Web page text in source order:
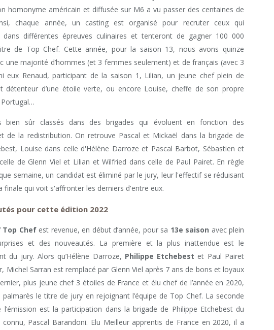
homonyme américain et diffusée sur M6 a vu passer des centaines de
chaque année, un casting est organisé pour recruter ceux qui
dans différentes épreuves culinaires et tenteront de gagner 100 000
de Top Chef. Cette année, pour la saison 13, nous avons quinze
une majorité d’hommes (et 3 femmes seulement) et de français (avec 3
eux Renaud, participant de la saison 1, Lilian, un jeune chef plein de
détenteur d’une étoile verte, ou encore Louise, cheffe de son propre
bien sûr classés dans des brigades qui évoluent en fonction des
de la redistribution. On retrouve Pascal et Mickaël dans la brigade de
Louise dans celle d'Hélène Darroze et Pascal Barbot, Sébastien et
de Glenn Viel et Lilian et Wilfried dans celle de Paul Pairet. En règle
semaine, un candidat est éliminé par le jury, leur l'effectif se réduisant
finale qui voit s'affronter les derniers d'entre eux.
pour cette édition 2022
Top Chefest revenue, en début d’année, pour sa 13e saison avec plein
et des nouveautés. La première et la plus inattendue est le
du jury. Alors qu’Hélène Darroze, Philippe Etchebest et Paul Pairet
Michel Sarran est remplacé par Glenn Viel après 7 ans de bons et loyaux
plus jeune chef 3 étoiles de France et élu chef de l’année en 2020,
le titre de jury en rejoignant l’équipe de Top Chef. La seconde
l’émission est la participation dans la brigade de Philippe Etchebest du
Pascal Barandoni. Elu Meilleur apprentis de France en 2020, il a